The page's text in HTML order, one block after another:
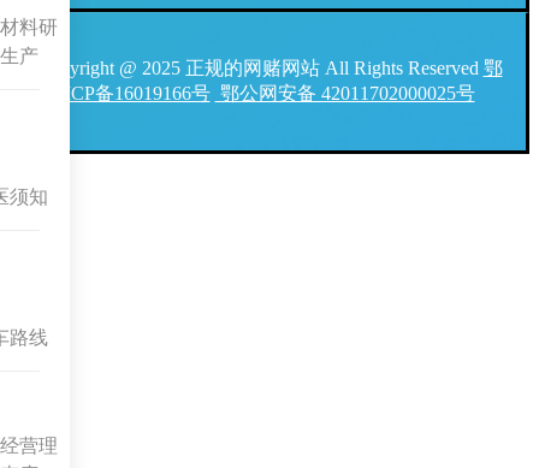
Copyright @ 2025 正规的网赌网站 All Rights Reserved 鄂
ICP备16019166号 鄂公网安备 42011702000025号
料研
产
须知
路线
营理